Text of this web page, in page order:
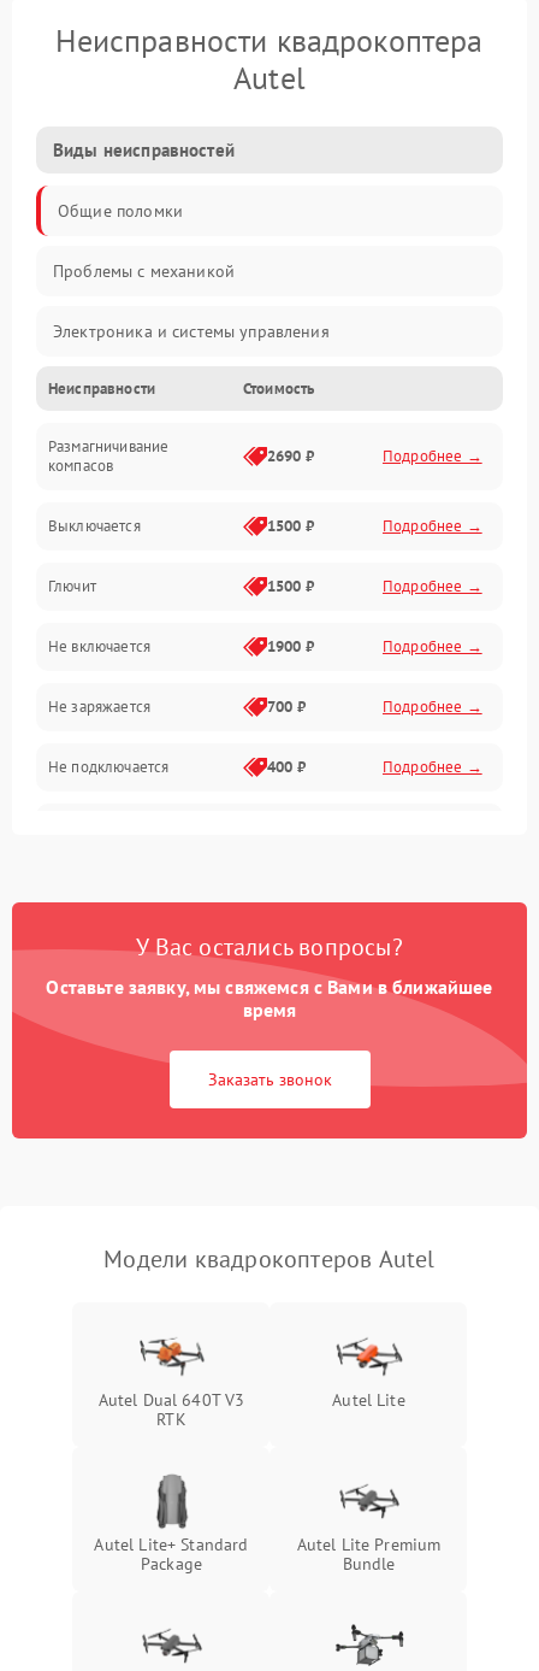
Неисправности квадрокоптера
Autel
Виды неисправностей
Общие поломки
Проблемы с механикой
Электроника и системы управления
Проблемы с сигналом
Двигатели и силовая установка
Механические повреждения
Неисправности Стоимость
Размагничивание
компасов
2690 ₽ Подробнее →
Выключается 1500 ₽ Подробнее →
Глючит 1500 ₽ Подробнее →
Не включается 1900 ₽ Подробнее →
Не заряжается 700 ₽ Подробнее →
Не подключается 400 ₽ Подробнее →
У Вас остались вопросы?
Оставьте заявку, мы свяжемся с Вами в ближайшее
время
Заказать звонок
Модели квадрокоптеров Autel
Autel Dual 640T V3
RTK
Autel Lite
Autel Lite+ Standard
Package
Autel Lite Premium
Bundle